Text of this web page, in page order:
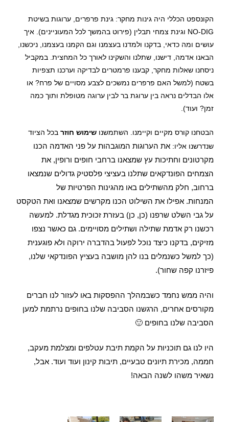
הקונספט הכללי היה גינות מחקר: גינת פרפרים, ערוגות בשיטת
NO-DIG וגינת צמחי תבלין (פירוט בהמשך לכל המעוניינים). איך
עושים ומה כדאי, בדקנו ולמדנו בעצמנו וגם הקמנו בעצמנו, ניכשנו,
הבאנו אדמה, דישנו, שתלנו והשקינו לאורך כל המחצית. במקביל
ניסחנו שאלות מחקר, קבענו פרמטרים לבדיקה וערכנו תצפיות
בשטח (למשל האם פרפרים נמשכים לצבע מסויים של פרח? או
אלו הבדלים נראה בין ערוגת בר לבין ערוגה מטופלת ותוך כמה
זמן? ועוד).
הבטחנו קורס מקיים וקיימנו. השתמשנו שימוש חוזר בכל הציוד
שנדרשנו אליו: את הערוגות המוגבהות על פני האדמה הכנו
מקרטונים וחתיכות עץ שמצאנו ברחבי חופים ורופין, את
הצמחים הפונדקאים שתלנו בעציצי פלסטיק גדולים שנמצאו
ברחוב, חלק מהשתילים באו מהגינות הפרטיות של
המנחות. אפילו את השילוט הכנו מקרשים שמצאנו ואת הטקסט
על גבי השלט שרפנו (כן, כן) בעזרת זכוכית מגדלת. למעשה
רכשנו רק אדמת שתילה ושתילים מסויימים. גם כאשר נצפו
מזיקים, בדקנו כיצד נוכל לפעול בהדברה ירוקה ולא פוגענית
(כך למשל כשנמלים בנו להן מושבה בעציץ הפונדקאי שלנו,
פיזרנו קפה שחור).
והיה ממש נחמד כשבמהלך ההפסקות באו לעזור לנו חברים
מקורסים אחרים, הרגשנו הסביבה שלנו בחופים נרתמת למען
הסביבה שלנו בחופים 🙂
היו לנו גם תוכניות על הקמת תיבת עטלפים ומצלמת מעקב,
חממה, מכירת תיונים טבעיים, תיבות קינון ועוד ועוד. אבל,
נשאיר משהו לשנה הבאה!